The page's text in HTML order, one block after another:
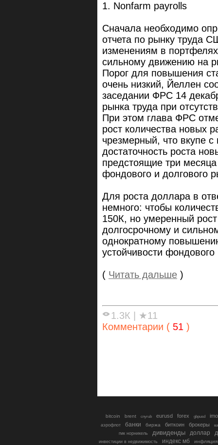
1. Nonfarm payrolls
Сначала необходимо
отчета по рынку труда
изменениям в
сильному движению на
Порог для повышения
очень низкий, Йеллен
заседании ФРС 14
рынка труда при
При этом глава ФРС
рост количества новых
чрезмерный, что вкупе
достаточность роста
предстоящие три месяца
фондового и долгового
Для роста доллара в
немного: чтобы
150К, но умеренный
долгосрочному и
однократному
устойчивости
( Читать дальше )
1.3К | ★11
Комментарии ( 51 )
bitcoin brent cnyrub eurusd forex gbpusd
аэрофлот банки биржа биткоин брокеры
гмк норникель
дивиденды доллар
инвестиции в недвижимость индекс мб
инфляция